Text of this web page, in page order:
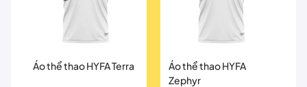
Áo thể thao HYFA Terra
Áo thể thao HYFA
Zephyr